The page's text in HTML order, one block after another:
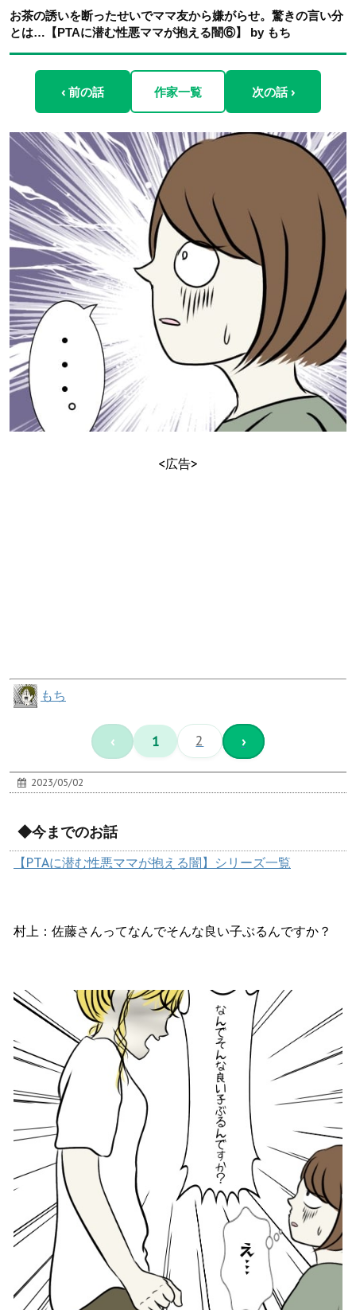
お茶の誘いを断ったせいでママ友から嫌がらせ。驚きの言い分
とは…【PTAに潜む性悪ママが抱える闇⑥】 by もち
‹ 前の話 作家一覧 次の話 ›
<広告>
もち
‹ 1 2 ›
2023/05/02
◆今までのお話
【PTAに潜む性悪ママが抱える闇】シリーズ一覧
村上：佐藤さんってなんでそんな良い子ぶるんですか？